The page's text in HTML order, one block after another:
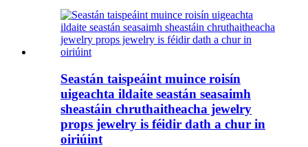
Seastán taispeáint muince roisín
uigeachta ildaite seastán seasaimh
sheastáin chruthaitheacha jewelry
props jewelry is féidir dath a chur in
oiriúint